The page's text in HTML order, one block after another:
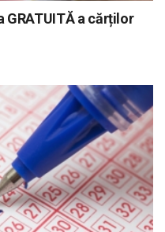
GRATUITĂ a cărților